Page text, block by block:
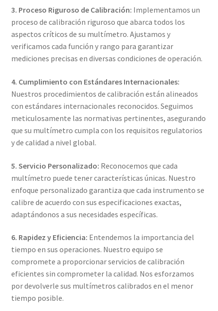
Mi cuenta
Multímetro con certificado de calibración
Nuestra Misión en Elekmed México
Osciloscopio con certificado de calibración
Productos calibrados con certificado de Calibración
Sobre Nosotros – Elekmed México
Soporte
Tienda
Trayectoria de Elekmed México
Visión de Elekmed México
3. Proceso Riguroso de Calibración: Implementamos un
proceso de calibración riguroso que abarca todos los
aspectos críticos de su multímetro. Ajustamos y
verificamos cada función y rango para garantizar
mediciones precisas en diversas condiciones de operación.
4. Cumplimiento con Estándares Internacionales:
Nuestros procedimientos de calibración están alineados
con estándares internacionales reconocidos. Seguimos
meticulosamente las normativas pertinentes, asegurando
que su multímetro cumpla con los requisitos regulatorios
y de calidad a nivel global.
5. Servicio Personalizado: Reconocemos que cada
multímetro puede tener características únicas. Nuestro
enfoque personalizado garantiza que cada instrumento se
calibre de acuerdo con sus especificaciones exactas,
adaptándonos a sus necesidades específicas.
6. Rapidez y Eficiencia: Entendemos la importancia del
tiempo en sus operaciones. Nuestro equipo se
compromete a proporcionar servicios de calibración
eficientes sin comprometer la calidad. Nos esforzamos
por devolverle sus multímetros calibrados en el menor
tiempo posible.